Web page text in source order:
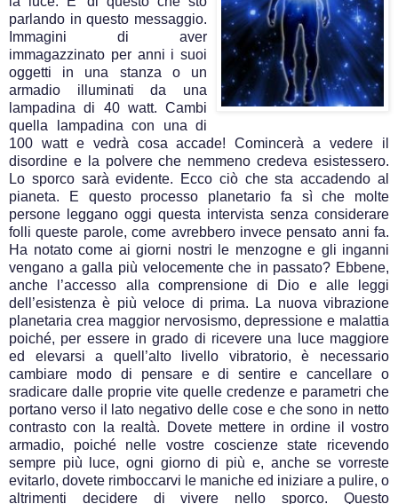
parlando in questo messaggio.
Immagini di aver
immagazzinato per anni i suoi
oggetti in una stanza o un
armadio illuminati da una
lampadina di 40 watt. Cambi
quella lampadina con una di
100 watt e vedrà cosa accade! Comincerà a vedere il
disordine e la polvere che nemmeno credeva esistessero.
Lo sporco sarà evidente. Ecco ciò che sta accadendo al
pianeta. E questo processo planetario fa sì che molte
persone leggano oggi questa intervista senza considerare
folli queste parole, come avrebbero invece pensato anni fa.
Ha notato come ai giorni nostri le menzogne e gli inganni
vengano a galla più velocemente che in passato? Ebbene,
anche l’accesso alla comprensione di Dio e alle leggi
dell’esistenza è più veloce di prima. La nuova vibrazione
planetaria crea maggior nervosismo, depressione e malattia
poiché, per essere in grado di ricevere una luce maggiore
ed elevarsi a quell’alto livello vibratorio, è necessario
cambiare modo di pensare e di sentire e cancellare o
sradicare dalle proprie vite quelle credenze e parametri che
portano verso il lato negativo delle cose e che sono in netto
contrasto con la realtà. Dovete mettere in ordine il vostro
armadio, poiché nelle vostre coscienze state ricevendo
sempre più luce, ogni giorno di più e, anche se vorreste
evitarlo, dovete rimboccarvi le maniche ed iniziare a pulire, o
altrimenti decidere di vivere nello sporco. Questo